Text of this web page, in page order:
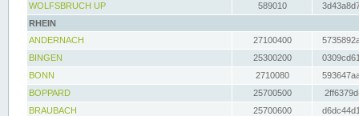
WOLFSBRUCH UP
589010
RHEIN
ANDERNACH
27100400
BINGEN
25300200
BONN
2710080
BOPPARD
25700500
BRAUBACH
25700600